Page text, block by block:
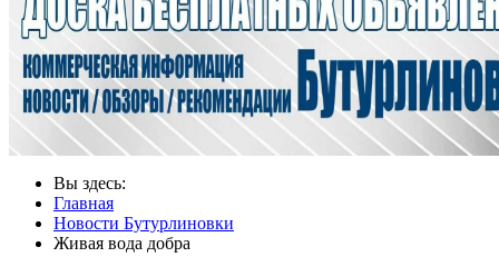
Вы здесь:
Главная
Новости Бутурлиновки
Живая вода добра